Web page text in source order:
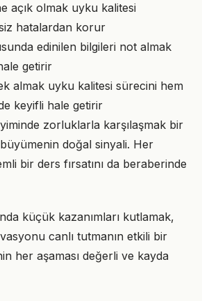
açık olmak uyku kalitesi
hatalardan korur
edinilen bilgileri not almak
getirir
almak uyku kalitesi sürecini hem
keyifli hale getirir
zorluklarla karşılaşmak bir
büyümenin doğal sinyali. Her
bir ders fırsatını da beraberinde
küçük kazanımları kutlamak,
canlı tutmanın etkili bir
her aşaması değerli ve kayda